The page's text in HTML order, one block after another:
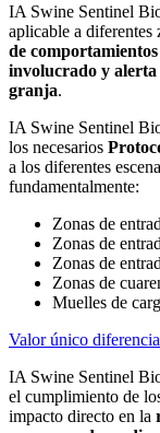
IA Swine Sentinel
aplicable a diferentes
de
involucrado y alerta
granja.
IA Swine Sentinel
los necesarios
a los diferentes
fundamentalmente:
Zonas de
Zonas de
Zonas de
Zonas de
Muelles de
Valor único
IA Swine Sentinel
el cumplimiento de
impacto directo en la